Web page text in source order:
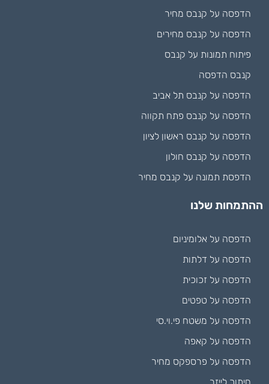
הדפסה על קנבס מחיר
הדפסה על קנבס מחירים
פיתוח תמונות על קנבס
קנבס הדפסה
הדפסה על קנבס תל אביב
הדפסה על קנבס פתח תקווה
הדפסה על קנבס ראשון לציון
הדפסה על קנבס חולון
הדפסת תמונה על קנבס מחיר
ההתמחות שלנו
הדפסה על אלומיניום
הדפסה על דלתות
הדפסה על זכוכית
הדפסה על טפטים
הדפסה על משטח פי.וי.סי
הדפסה על קאפה
הדפסה על פרספקס מחיר
חיתוך לייזר